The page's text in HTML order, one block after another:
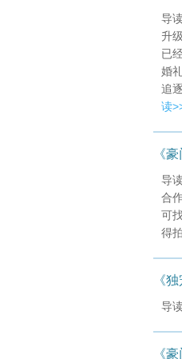
导
升
已
婚
追
读
《
导
合
可
得
《
导
《